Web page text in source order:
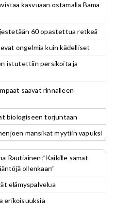
kasvuaan ostamalla Bama
60 opastettua retkeä
ongelmia kuin kädelliset
istutettiin persikoita ja
saavat rinnalleen
biologiseen torjuntaan
mansikat myytiin vapuksi
Rautiainen:”Kaikille samat
ollenkaan”
elämyspalvelua
erikoisuuksia